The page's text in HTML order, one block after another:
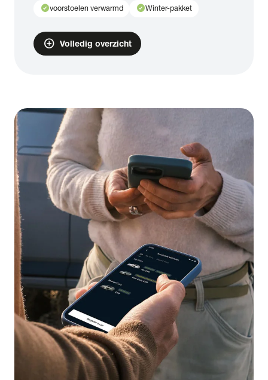
check_circlevoorstoelen verwarmd check_circleWinter-pakket
add_circle Volledig overzicht